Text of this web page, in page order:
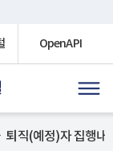
OpenAPI
퇴직(예정)자 집행내